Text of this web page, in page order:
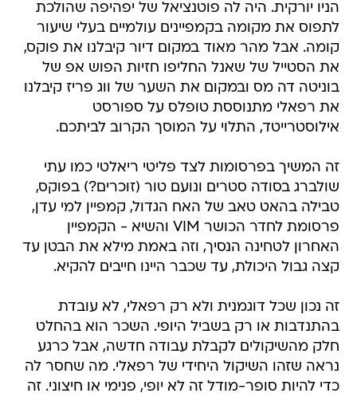
הניו יורקית. היה לה פוטנציאל של יפהיפה שהולכת
לתפוס את מקומה בקמפיינים עולמיים בעלי שיעור
קומה. אבל מהר מאוד במקום דיור קיבלנו את פוקס,
את הסטייל של שאנל החליפו חזיות הפוש אפ של
בוניטה דה מס ובמקום את השער של ווג פריז קיבלנו
את רפאלי מתנוססת טופלס על ספורסט
אילוסטרייטד, התלוי על המוסך הקרוב לביתכם.
זה המשיך בפרסומות לצד פליטי ריאלטי כמו עתי
שולברג בסודה סטרים ונועם טור (זוכרים?) בפוקס,
טבילה בהאט טאב של האח הגדול, קמפיין למי עדן,
פרסומת לחדר הכושר VIM והשיא - הקמפיין
האחרון לטחינה הנסיך, וזה באמת מילא את הבטן עד
קצה גבול היכולת, עד שכבר היינו חייבים להקיא.
זה נכון שכל דוגמנית ולא רק רפאלי, לא עובדת
בהתנדבות או רק בשביל היופי. השכר הוא בהחלט
חלק מהשיקולים לקבלת עבודה חדשה, אבל כרגע
נראה שזהו השיקול היחידי של רפאלי. מה שחסר לה
כדי להיות סופר-מודל זה לא יופי, פנימי או חיצוני. זה